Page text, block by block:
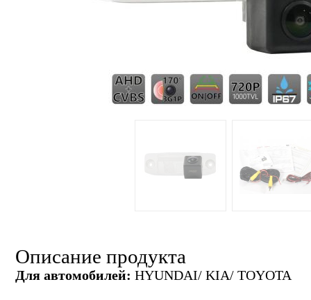
Описание продукта
Для автомобилей: HYUNDAI/ KIA/ TOYOTA